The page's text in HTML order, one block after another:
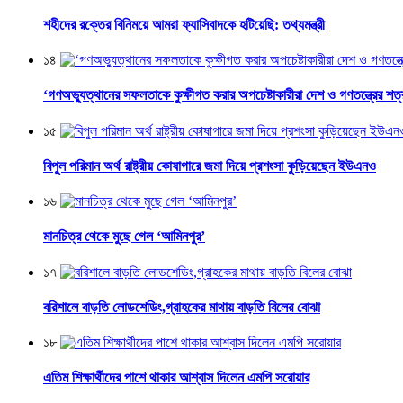
শহীদের রক্তের বিনিময়ে আমরা ফ্যাসিবাদকে হটিয়েছি: তথ্যমন্ত্রী
১৪
‘গণঅভ্যুত্থানের সফলতাকে কুক্ষীগত করার অপচেষ্টাকারীরা দেশ ও গণতন্ত্রের
১৫
বিপুল পরিমান অর্থ রাষ্ট্রীয় কোষাগারে জমা দিয়ে প্রশংসা কুড়িয়েছেন ইউএনও
১৬
মানচিত্র থেকে মুছে গেল ‘আমিনপুর’
১৭
বরিশালে বাড়তি লোডশেডিং,গ্রাহকের মাথায় বাড়তি বিলের বোঝা
১৮
এতিম শিক্ষার্থীদের পাশে থাকার আশ্বাস দিলেন এমপি সরোয়ার